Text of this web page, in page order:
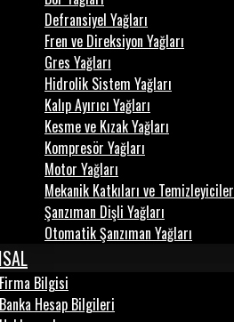
Defransiyel Yağları
Fren ve Direksiyon Yağları
Gres Yağları
Hidrolik Sistem Yağları
Kalıp Ayırıcı Yağları
Kesme ve Kızak Yağları
Kompresör Yağları
Motor Yağları
Mekanik Katkıları ve Temizleyiciler
Şanzıman Dişli Yağları
Otomatik Şanzıman Yağları
Firma Bilgisi
Banka Hesap Bilgileri